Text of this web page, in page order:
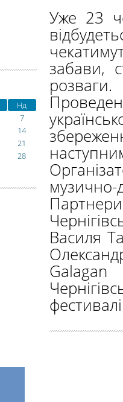
Уже 23
забави,
розваги.
музично-
Василя
Нд
7
14
21
28